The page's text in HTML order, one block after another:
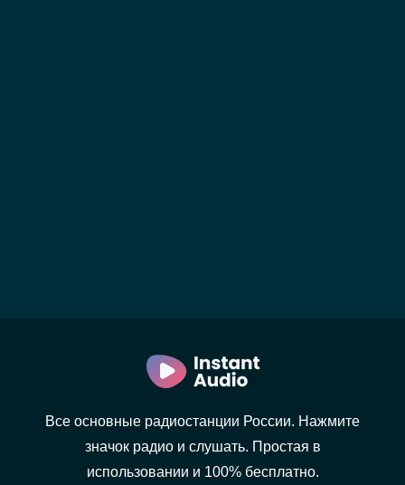
Все основные радиостанции России. Нажмите
значок радио и слушать. Простая в
использовании и 100% бесплатно.